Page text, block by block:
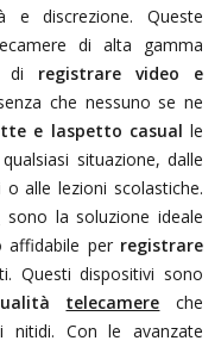
e discrezione. Queste
di alta gamma
di registrare video e
che nessuno se ne
e laspetto casual le
situazione, dalle
alle lezioni scolastiche.
sono la soluzione ideale
affidabile per registrare
Questi dispositivi sono
telecamere che
nitidi. Con le avanzate